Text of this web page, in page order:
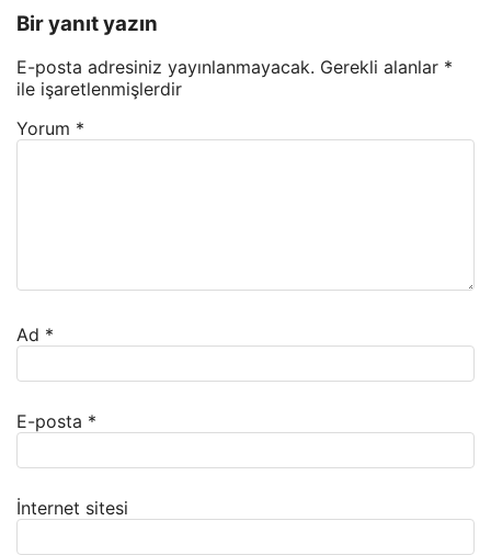
Bir yanıt yazın
E-posta adresiniz yayınlanmayacak. Gerekli alanlar *
ile işaretlenmişlerdir
Yorum *
Ad *
E-posta *
İnternet sitesi